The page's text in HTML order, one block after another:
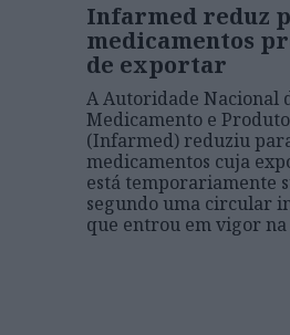
Infarmed reduz
medicamentos
de exportar
A Autoridade Nacional
Medicamento e
(Infarmed) reduziu
medicamentos cuja
está temporariamente
segundo uma circular
que entrou em vigor